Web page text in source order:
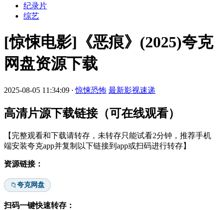
纪录片
综艺
[惊悚电影]《恶痕》(2025)夸克
网盘资源下载
2025-08-05 11:34:09 · 惊悚恐怖 最新影视速递
高清片源下载链接（可在线观看）
【完整观看和下载请转存，未转存只能试看2分钟，推荐手机
端安装夸克app并复制以下链接到app或扫码进行转存】
资源链接：
📁夸克网盘
扫码一键快速转存：